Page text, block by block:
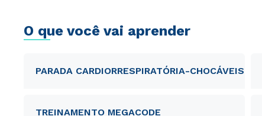
O que você vai aprender
PARADA CARDIORRESPIRATÓRIA-CHOCÁVEIS
TREINAMENTO MEGACODE